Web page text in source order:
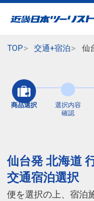
TOP 交通+宿泊 仙
商品選択
選択内容
確認
仙台発 北海道
交通宿泊選択
便を選択の上、宿泊